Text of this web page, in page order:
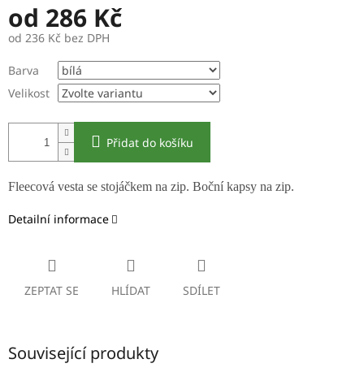
od 286 Kč
od 236 Kč bez DPH
cena:
Barva
Velikost
Přidat do košíku
Fleecová vesta se stojáčkem na zip. Boční kapsy na zip.
Detailní informace
ZEPTAT SE HLÍDAT SDÍLET
Související produkty